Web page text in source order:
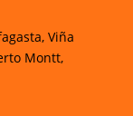
Viña
Montt,